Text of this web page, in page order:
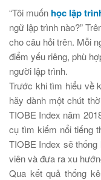
“Tôi muốn học lập
ngữ lập trình nào?”
cho câu hỏi trên. Mỗi
điểm yếu riêng, phù
người lập trình.
Trước khi tìm hiểu về
hãy dành một chút
TIOBE Index năm
cụ tìm kiếm nổi tiếng
TIOBE Index sẽ
viên và đưa ra xu
Qua kết quả thống